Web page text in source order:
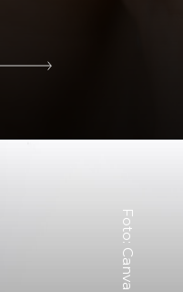
Foto: Canva